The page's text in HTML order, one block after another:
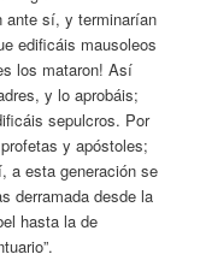
ante sí, y terminarían
edificáis mausoleos
los mataron! Así
y lo aprobáis;
sepulcros. Por
y apóstoles;
a esta generación se
derramada desde la
hasta la de